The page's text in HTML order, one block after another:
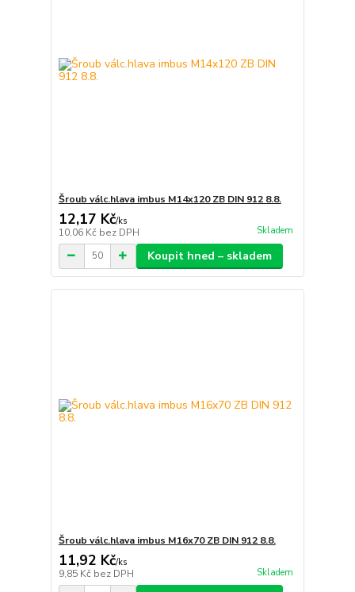
Šroub válc.hlava imbus M14x120 ZB DIN 912 8.8.
12,17 Kč/ks
10,06 Kč bez DPH Skladem
Koupit hned – skladem
Šroub válc.hlava imbus M16x70 ZB DIN 912 8.8.
11,92 Kč/ks
9,85 Kč bez DPH Skladem